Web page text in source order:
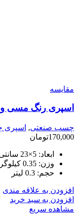
مقایسه
اسپری رنگ مسی
چسب صنعتی, اسپری
170,000تومان
ابعاد: 5×23 سانتی‌متر
وزن: 0.35 کیلوگرم
حجم: 0.3 لیتر
افزودن به علاقه مندی
افزودن به سبد خرید
مشاهده سریع